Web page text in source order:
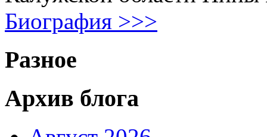
Биография >>>
Разное
Архив блога